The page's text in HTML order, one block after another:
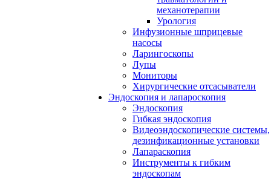
механотерапии
Урология
Инфузионные шприцевые
насосы
Ларингоскопы
Лупы
Мониторы
Хирургические отсасыватели
Эндоскопия и лапароскопия
Эндоскопия
Гибкая эндоскопия
Видеоэндоскопические системы,
дезинфикационные установки
Лапараскопия
Инструменты к гибким
эндоскопам